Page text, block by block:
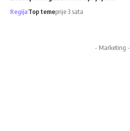
RegijaTop temeprije 3 sata
- Marketing -